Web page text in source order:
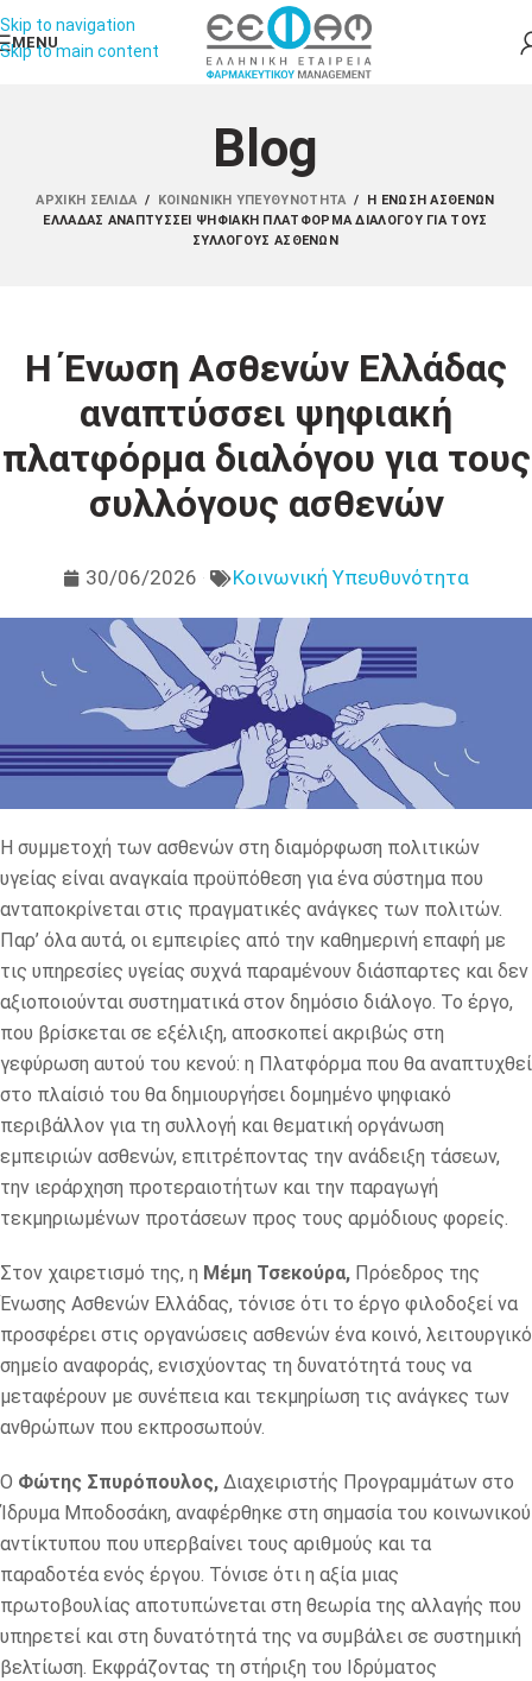
Skip to navigation
Skip to main content
MENU
Blog
ΑΡΧΙΚΉ ΣΕΛΊΔΑ / ΚΟΙΝΩΝΙΚΉ ΥΠΕΥΘΥΝΌΤΗΤΑ /
Η ΈΝΩΣΗ ΑΣΘΕΝΏΝ
ΕΛΛΆΔΑΣ ΑΝΑΠΤΎΣΣΕΙ ΨΗΦΙΑΚΉ ΠΛΑΤΦΌΡΜΑ ΔΙΑΛΌΓΟΥ ΓΙΑ ΤΟΥΣ
ΣΥΛΛΌΓΟΥΣ ΑΣΘΕΝΏΝ
Η Ένωση Ασθενών Ελλάδας
αναπτύσσει ψηφιακή
πλατφόρμα διαλόγου για τους
συλλόγους ασθενών
30/06/2026 Κοινωνική Υπευθυνότητα
Η συμμετοχή των ασθενών στη διαμόρφωση πολιτικών
υγείας είναι αναγκαία προϋπόθεση για ένα σύστημα που
ανταποκρίνεται στις πραγματικές ανάγκες των πολιτών.
Παρ’ όλα αυτά, οι εμπειρίες από την καθημερινή επαφή με
τις υπηρεσίες υγείας συχνά παραμένουν διάσπαρτες και δεν
αξιοποιούνται συστηματικά στον δημόσιο διάλογο. Το έργο,
που βρίσκεται σε εξέλιξη, αποσκοπεί ακριβώς στη
γεφύρωση αυτού του κενού: η Πλατφόρμα που θα αναπτυχθεί
στο πλαίσιό του θα δημιουργήσει δομημένο ψηφιακό
περιβάλλον για τη συλλογή και θεματική οργάνωση
εμπειριών ασθενών, επιτρέποντας την ανάδειξη τάσεων,
την ιεράρχηση προτεραιοτήτων και την παραγωγή
τεκμηριωμένων προτάσεων προς τους αρμόδιους φορείς.
Στον χαιρετισμό της, η Μέμη Τσεκούρα, Πρόεδρος της
Ένωσης Ασθενών Ελλάδας, τόνισε ότι το έργο φιλοδοξεί να
προσφέρει στις οργανώσεις ασθενών ένα κοινό, λειτουργικό
σημείο αναφοράς, ενισχύοντας τη δυνατότητά τους να
μεταφέρουν με συνέπεια και τεκμηρίωση τις ανάγκες των
ανθρώπων που εκπροσωπούν.
Ο Φώτης Σπυρόπουλος, Διαχειριστής Προγραμμάτων στο
Ίδρυμα Μποδοσάκη, αναφέρθηκε στη σημασία του κοινωνικού
αντίκτυπου που υπερβαίνει τους αριθμούς και τα
παραδοτέα ενός έργου. Τόνισε ότι η αξία μιας
πρωτοβουλίας αποτυπώνεται στη θεωρία της αλλαγής που
υπηρετεί και στη δυνατότητά της να συμβάλει σε συστημική
βελτίωση. Εκφράζοντας τη στήριξη του Ιδρύματος